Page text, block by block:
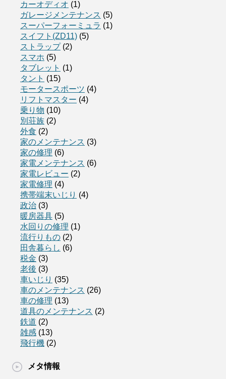
カーオディオ (1)
ガレージメンテナンス (5)
スーパーフォーミュラ (1)
スイフト(ZD11) (5)
ストラップ(2)
スマホ (5)
タブレット (1)
タント (15)
モータースポーツ (4)
リフトマスター (4)
乗り物 (10)
別荘族 (2)
外食 (2)
家のメンテナンス (3)
家の修理 (6)
家電メンテナンス (6)
家電レビュー (2)
家電修理 (4)
携帯端末いじり (4)
政治 (3)
暖房器具 (5)
水回りの修理 (1)
流行りもの (2)
田舎暮らし (6)
税金 (3)
老後 (3)
車いじり (35)
車のメンテナンス (26)
車の修理 (13)
道具のメンテナンス (2)
鉄道 (2)
雑感 (13)
飛行機 (2)
メタ情報